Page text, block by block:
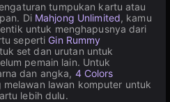
tumpukan kartu atau
Di Mahjong Unlimited, kamu
untuk menghapusnya dari
seperti Gin Rummy
set dan urutan untuk
pemain lain. Untuk
dan angka, 4 Colors
lawan komputer untuk
lebih dulu.